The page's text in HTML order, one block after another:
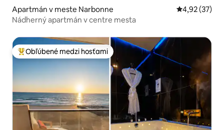
Apartmán v meste Narbonne Priemerné
4,92 (37)
Nádherný apartmán v centre mesta
Najobľúbenejšie medzi hosťami
Obľúbené medzi hosťami